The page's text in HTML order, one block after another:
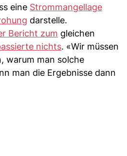
eine Strommangellage
darstelle.
Bericht zum gleichen
nichts. «Wir müssen
warum man solche
man die Ergebnisse dann